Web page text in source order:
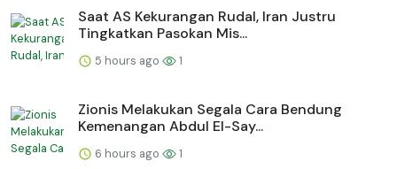
Saat AS Kekurangan Rudal, Iran Justru
Tingkatkan Pasokan Mis...
5 hours ago 1
Zionis Melakukan Segala Cara Bendung
Kemenangan Abdul El-Say...
6 hours ago 1